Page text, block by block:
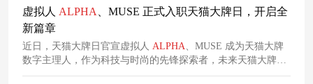
导团队。
虚拟人 ALPHA
、MUSE 正式入职天猫大牌日，开启全
新篇章
近日，天猫大牌日官宣虚拟人 ALPHA、MUSE 成为天猫大牌
数字主理人，作为科技与时尚的先锋探索者，未来天猫大牌日
将与他们一同突破次元跨越空间，开启全新篇章。